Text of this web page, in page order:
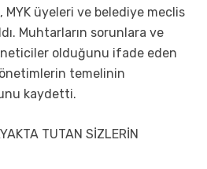
üyeleri ve belediye meclis
Muhtarların sorunlara ve
olduğunu ifade eden
temelinin
kaydetti.
TUTAN SİZLERİN